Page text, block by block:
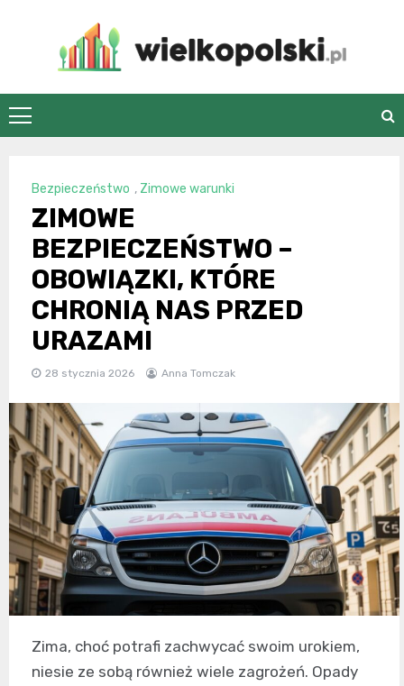
wielkopolski.pl
Bezpieczeństwo , Zimowe warunki
ZIMOWE
BEZPIECZEŃSTWO –
OBOWIĄZKI, KTÓRE
CHRONIĄ NAS PRZED
URAZAMI
28 stycznia 2026 Anna Tomczak
Zima, choć potrafi zachwycać swoim urokiem,
niesie ze sobą również wiele zagrożeń. Opady